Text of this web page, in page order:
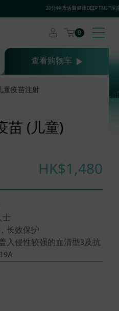
20分钟激活脑健康DEEP TMS™深
0
查看购物车
童疫苗注射
苗 (儿童)
HK$1,480
士
长效保护
入侵性较强的血清型3及抗